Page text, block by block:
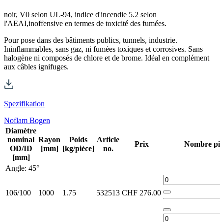
noir, V0 selon UL-94, indice d'incendie 5.2 selon
l'AEAI,inoffensive en termes de toxicité des fumées.
Pour pose dans des bâtiments publics, tunnels, industrie.
Ininflammables, sans gaz, ni fumées toxiques et corrosives. Sans
halogène ni composés de chlore et de brome. Idéal en complément
aux câbles ignifuges.
Spezifikation
Noflam Bogen
Diamètre
nominal
OD/ID
[mm]
Rayon
[mm]
Poids
[kg/pièce]
Article
no.
Prix Nombre
Angle: 45°
106/100 1000 1.75 532513 CHF 276.00